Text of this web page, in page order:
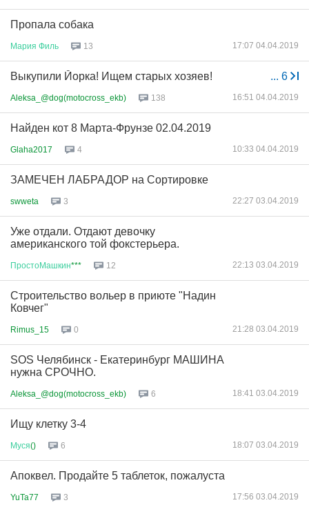
Пропала собака
Мария Филь 13 17:07 04.04.2019
... 6
Выкупили Йорка! Ищем старых хозяев!
Aleksa_@dog(motocross_ekb) 138 16:51 04.04.2019
Найден кот 8 Марта-Фрунзе 02.04.2019
Glaha2017 4 10:33 04.04.2019
ЗАМЕЧЕН ЛАБРАДОР на Сортировке
swweta 3 22:27 03.04.2019
Уже отдали. Отдают девочку
американского той фокстерьера.
ПростоМашкин*** 12 22:13 03.04.2019
Строительство вольер в приюте "Надин
Ковчег"
Rimus_15 0 21:28 03.04.2019
SOS Челябинск - Екатеринбург МАШИНА
нужна СРОЧНО.
Aleksa_@dog(motocross_ekb) 6 18:41 03.04.2019
Ищу клетку 3-4
Муся() 6 18:07 03.04.2019
Апоквел. Продайте 5 таблеток, пожалуста
YuTa77 3 17:56 03.04.2019